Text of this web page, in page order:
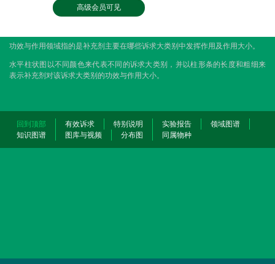
高级会员可见
功效与作用领域指的是补充剂主要在哪些诉求大类别中发挥作用及作用大小。
水平柱状图以不同颜色来代表不同的诉求大类别，并以柱形条的长度和粗细来
表示补充剂对该诉求大类别的功效与作用大小。
回到顶部 有效诉求 特别说明 实验报告
领域图谱
知识图谱
图库与视频 分布图 同属物种